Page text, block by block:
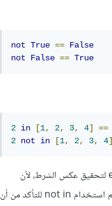
not True == False
not
False == True
2 in [1, 2, 3, 4] ==
2 not in [1, 2, 3, 4]
لذلك، ففائدة الكلمة not ليست مقتصرة على الكود الذي ذكرته. ففيه يمكن أن تستخدم else لتحقيق عكس الشرط، لأن
الشرط لا يستخدم not in. لكن في بعض الأكواد الأخرى، قد يكون من المنظقي أكثر أن يتم استخدام not in للتأكد من أن